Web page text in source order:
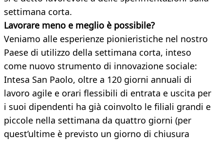
settimana corta.
Lavorare meno e meglio è possibile?
Veniamo alle esperienze pionieristiche nel nostro
Paese di utilizzo della settimana corta, inteso
come nuovo strumento di innovazione sociale:
Intesa San Paolo, oltre a 120 giorni annuali di
lavoro agile e orari flessibili di entrata e uscita per
i suoi dipendenti ha già coinvolto le filiali grandi e
piccole nella settimana da quattro giorni (per
quest’ultime è previsto un giorno di chiusura